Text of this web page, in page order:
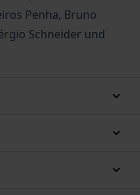
Penha, Bruno
Schneider und